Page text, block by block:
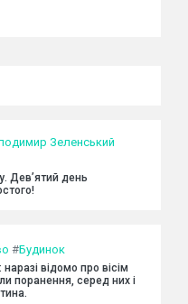
Зеленський
Дев’ятий день
#Будинок
відомо про вісім
поранення, серед них і